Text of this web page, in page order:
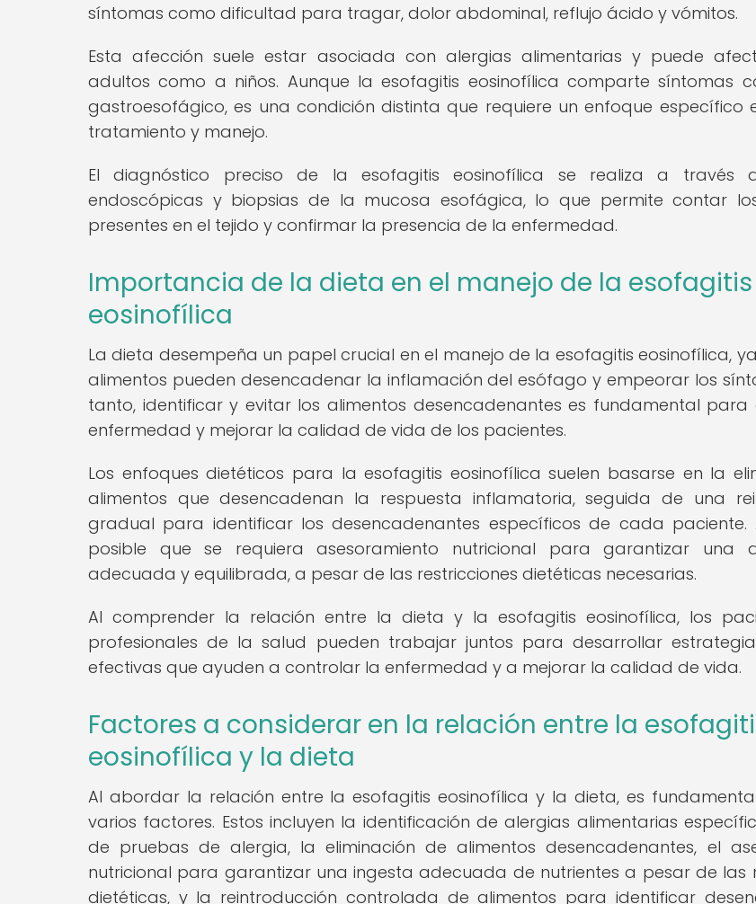
síntomas como dificultad para tragar, dolor abdominal, reflujo ácido y vómitos.
Esta afección suele estar asociada con alergias alimentarias y puede
adultos como a niños. Aunque la esofagitis eosinofílica comparte síntomas
gastroesofágico, es una condición distinta que requiere un enfoque específico
tratamiento y manejo.
El diagnóstico preciso de la esofagitis eosinofílica se realiza a través
endoscópicas y biopsias de la mucosa esofágica, lo que permite contar
presentes en el tejido y confirmar la presencia de la enfermedad.
Importancia de la dieta en el manejo de la esofagitis
eosinofílica
La dieta desempeña un papel crucial en el manejo de la esofagitis eosinofílica,
alimentos pueden desencadenar la inflamación del esófago y empeorar los
tanto, identificar y evitar los alimentos desencadenantes es fundamental
enfermedad y mejorar la calidad de vida de los pacientes.
Los enfoques dietéticos para la esofagitis eosinofílica suelen basarse en la
alimentos que desencadenan la respuesta inflamatoria, seguida de una
gradual para identificar los desencadenantes específicos de cada paciente.
posible que se requiera asesoramiento nutricional para garantizar una
adecuada y equilibrada, a pesar de las restricciones dietéticas necesarias.
Al comprender la relación entre la dieta y la esofagitis eosinofílica, los
profesionales de la salud pueden trabajar juntos para desarrollar
efectivas que ayuden a controlar la enfermedad y a mejorar la calidad de vida.
Factores a considerar en la relación entre la
eosinofílica y la dieta
Al abordar la relación entre la esofagitis eosinofílica y la dieta, es
varios factores. Estos incluyen la identificación de alergias alimentarias
de pruebas de alergia, la eliminación de alimentos desencadenantes, el
nutricional para garantizar una ingesta adecuada de nutrientes a pesar de las
dietéticas, y la reintroducción controlada de alimentos para identificar